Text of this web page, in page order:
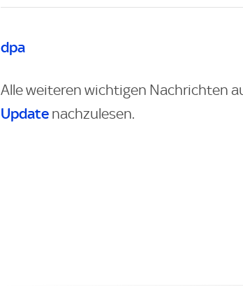
dpa
Alle weiteren wichtigen Nachrichten
Update nachzulesen.